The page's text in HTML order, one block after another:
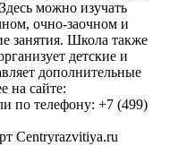
можно изучать
очно-заочном и
занятия. Школа также
детские и
дополнительные
на сайте:
по телефону: +7 (499)
Centryrazvitiya.ru